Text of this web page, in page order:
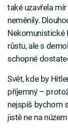
také uzavřela
neměnily.
Nekomunistické
růstu, ale s
schopné
Svět, kde by
příjemný –
nejspíš bychom
jistě ne na